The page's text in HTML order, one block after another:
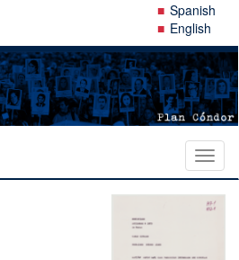
Spanish
English